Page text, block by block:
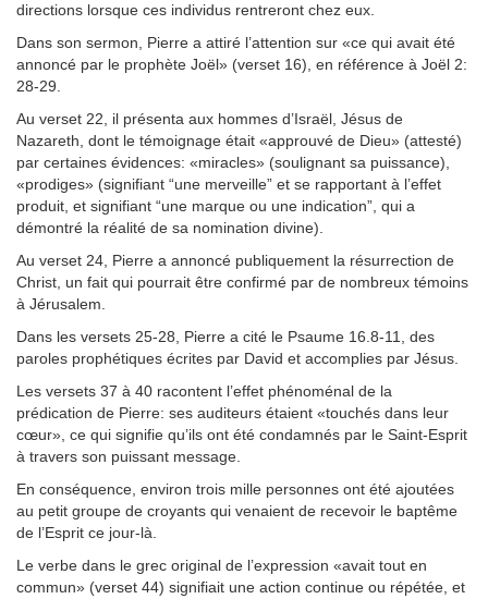
directions lorsque ces individus rentreront chez eux.
Dans son sermon, Pierre a attiré l’attention sur «ce qui avait été
annoncé par le prophète Joël» (verset 16), en référence à Joël 2:
28-29.
Au verset 22, il présenta aux hommes d’Israël, Jésus de
Nazareth, dont le témoignage était «approuvé de Dieu» (attesté)
par certaines évidences: «miracles» (soulignant sa puissance),
«prodiges» (signifiant “une merveille” et se rapportant à l’effet
produit, et signifiant “une marque ou une indication”, qui a
démontré la réalité de sa nomination divine).
Au verset 24, Pierre a annoncé publiquement la résurrection de
Christ, un fait qui pourrait être confirmé par de nombreux témoins
à Jérusalem.
Dans les versets 25-28, Pierre a cité le Psaume 16.8-11, des
paroles prophétiques écrites par David et accomplies par Jésus.
Les versets 37 à 40 racontent l’effet phénoménal de la
prédication de Pierre: ses auditeurs étaient «touchés dans leur
cœur», ce qui signifie qu’ils ont été condamnés par le Saint-Esprit
à travers son puissant message.
En conséquence, environ trois mille personnes ont été ajoutées
au petit groupe de croyants qui venaient de recevoir le baptême
de l’Esprit ce jour-là.
Le verbe dans le grec original de l’expression «avait tout en
commun» (verset 44) signifiait une action continue ou répétée, et